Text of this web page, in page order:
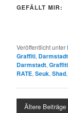
GEFÄLLT MIR:
Veröffentlicht unter
Graffiti,
Darmstadt,
RATE,Seuk,Shad
Ältere Beiträge